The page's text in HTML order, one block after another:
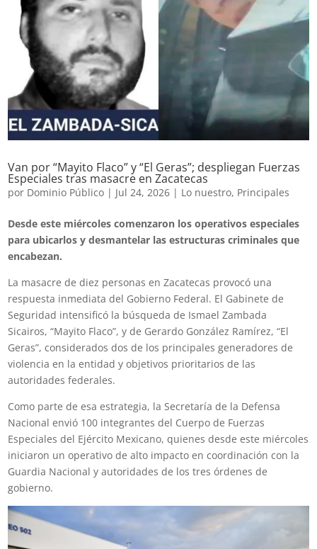
Van por “Mayito Flaco” y “El Geras”; despliegan Fuerzas
Especiales tras masacre en Zacatecas
por Dominio Público | Jul 24, 2026 | Lo nuestro, Principales
Desde este miércoles comenzaron los operativos especiales
para ubicarlos y desmantelar las estructuras criminales que
encabezan.
La masacre de diez personas en Zacatecas provocó una
respuesta inmediata del Gobierno Federal. El Gabinete de
Seguridad intensificó la búsqueda de Ismael Zambada
Sicairos, “Mayito Flaco”, y de Gerardo González Ramírez, “El
Geras”, considerados dos de los principales generadores de
violencia en la entidad y objetivos prioritarios de las
autoridades federales.
Como parte de esa estrategia, la Secretaría de la Defensa
Nacional envió 100 integrantes del Cuerpo de Fuerzas
Especiales del Ejército Mexicano, quienes desde este miércoles
iniciaron un operativo de alto impacto en coordinación con la
Guardia Nacional y autoridades de los tres órdenes de
gobierno.